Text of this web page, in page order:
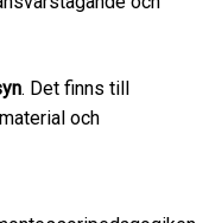
. Det finns till
och